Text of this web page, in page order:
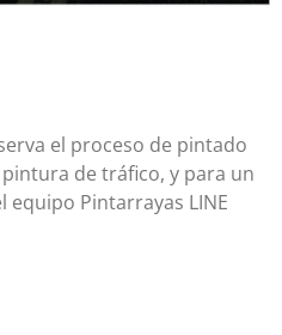
el proceso de pintado
de tráfico, y para un
equipo Pintarrayas LINE